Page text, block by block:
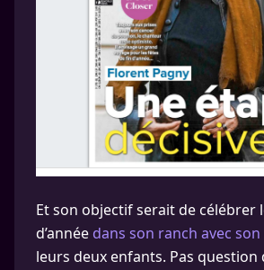
Et son objectif serait de célébrer
d’année dans son ranch avec
leurs deux enfants. Pas question